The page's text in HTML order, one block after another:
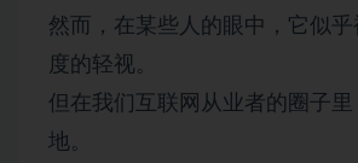
然而，在某些人的眼中，它似
度的轻视。
但在我们互联网从业者的圈子
地。